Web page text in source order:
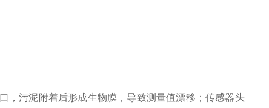
污泥附着后形成生物膜，导致测量值漂移；传感器头